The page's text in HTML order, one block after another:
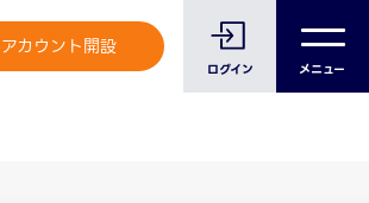
アカウント開設
ログイン メニュー